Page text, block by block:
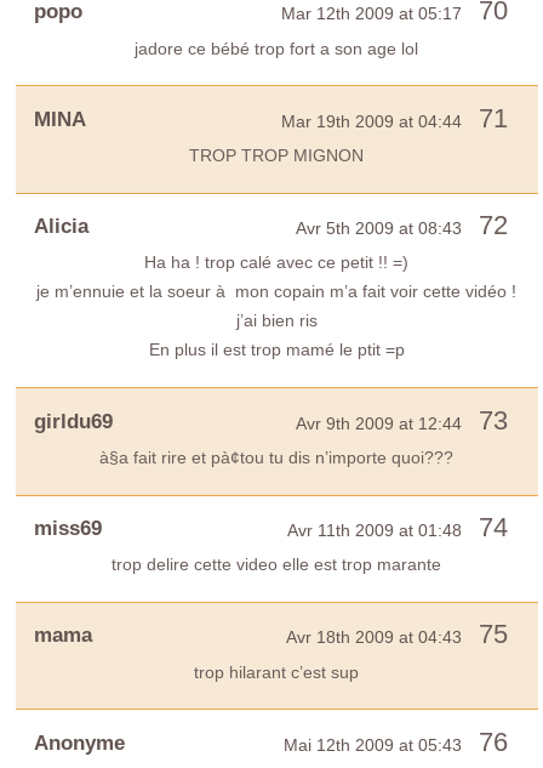
popo Mar 12th 2009 at 05:17 70
jadore ce bébé trop fort a son age lol
MINA Mar 19th 2009 at 04:44 71
TROP TROP MIGNON
Alicia Avr 5th 2009 at 08:43 72
Ha ha ! trop calé avec ce petit !! =)
je m’ennuie et la soeur à mon copain m’a fait voir cette vidéo !
j’ai bien ris
En plus il est trop mamé le ptit =p
girldu69 Avr 9th 2009 at 12:44 73
à§a fait rire et pà¢tou tu dis n’importe quoi???
miss69 Avr 11th 2009 at 01:48 74
trop delire cette video elle est trop marante
mama Avr 18th 2009 at 04:43 75
trop hilarant c’est sup
Anonyme Mai 12th 2009 at 05:43 76